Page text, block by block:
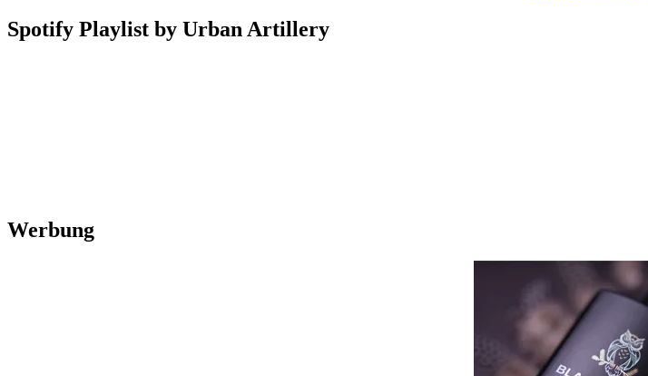
Spotify Playlist by Urban Artillery
Werbung